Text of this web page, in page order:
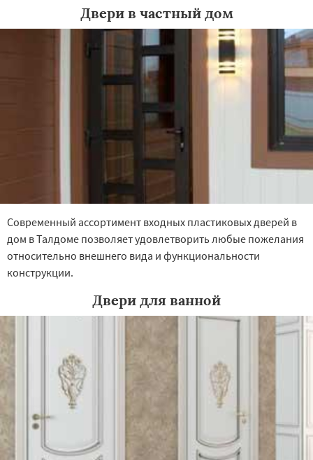
Работаем по
×
Двери в частный дом
Современный ассортимент входных пластиковых дверей в
дом в Талдоме позволяет удовлетворить любые пожелания
относительно внешнего вида и функциональности
конструкции.
Двери для ванной
УЗНАТЬ ПОДРОБНЕЕ ×